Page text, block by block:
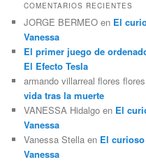
COMENTARIOS RECIENTES
JORGE BERMEO en El
Vanessa
El primer juego de
El Efecto Tesla
armando villarreal flores flores
vida tras la muerte
VANESSA Hidalgo en El
Vanessa
Vanessa Stella en El
Vanessa